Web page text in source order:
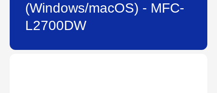
(Windows/macOS) - MFC-
L2700DW